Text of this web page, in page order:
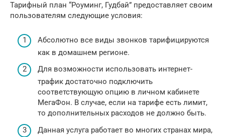
Тарифный план “Роуминг, Гудбай” предоставляет своим
пользователям следующие условия:
Абсолютно все виды звонков тарифицируются
как в домашнем регионе.
Для возможности использовать интернет-
трафик достаточно подключить
соответствующую опцию в личном кабинете
МегаФон. В случае, если на тарифе есть лимит,
то дополнительных расходов не должно быть.
Данная услуга работает во многих странах мира,